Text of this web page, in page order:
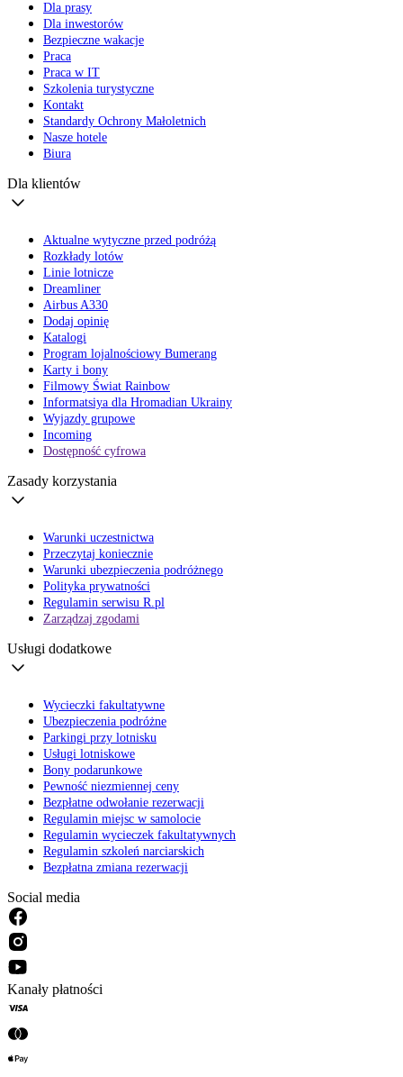
Dla prasy
Dla inwestorów
Bezpieczne wakacje
Praca
Praca w IT
Szkolenia turystyczne
Kontakt
Standardy Ochrony Małoletnich
Nasze hotele
Biura
Dla klientów
Aktualne wytyczne przed podróżą
Rozkłady lotów
Linie lotnicze
Dreamliner
Airbus A330
Dodaj opinię
Katalogi
Program lojalnościowy Bumerang
Karty i bony
Filmowy Świat Rainbow
Informatsiya dla Hromadian Ukrainy
Wyjazdy grupowe
Incoming
Dostępność cyfrowa
Zasady korzystania
Warunki uczestnictwa
Przeczytaj koniecznie
Warunki ubezpieczenia podróżnego
Polityka prywatności
Regulamin serwisu R.pl
Zarządzaj zgodami
Usługi dodatkowe
Wycieczki fakultatywne
Ubezpieczenia podróżne
Parkingi przy lotnisku
Usługi lotniskowe
Bony podarunkowe
Pewność niezmiennej ceny
Bezpłatne odwołanie rezerwacji
Regulamin miejsc w samolocie
Regulamin wycieczek fakultatywnych
Regulamin szkoleń narciarskich
Bezpłatna zmiana rezerwacji
Social media
Kanały płatności